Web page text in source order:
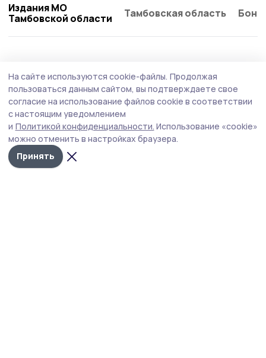
Издания МО
Тамбовской области
Тамбовская область
Помним, гордимся: «Ростелеком», Единая
Россия и «Леста» проведут кибертурнир
«Битва за Москву»
На сайте используются cookie-файлы. Продолжая
пользоваться данным сайтом, вы подтверждаете свое
согласие на использование файлов cookie в соответствии
с настоящим уведомлением
и Политикой конфиденциальности. Использование «cookie»
можно отменить в настройках браузера.
Принять